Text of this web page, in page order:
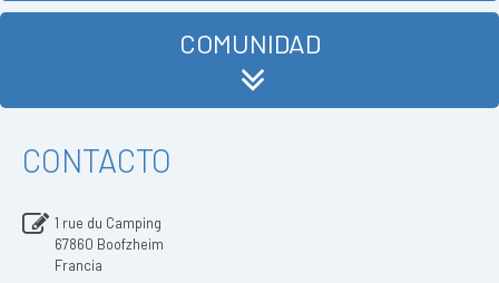
COMUNIDAD
CONTACTO
1 rue du Camping
67860 Boofzheim
Francia